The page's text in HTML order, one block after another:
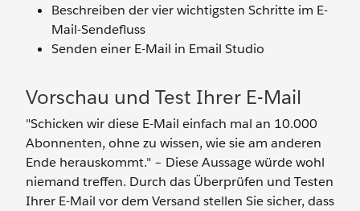
Beschreiben der vier wichtigsten Schritte im E-
Mail-Sendefluss
Senden einer E-Mail in Email Studio
Vorschau und Test Ihrer E-Mail
"Schicken wir diese E-Mail einfach mal an 10.000
Abonnenten, ohne zu wissen, wie sie am anderen
Ende herauskommt." – Diese Aussage würde wohl
niemand treffen. Durch das Überprüfen und Testen
Ihrer E-Mail vor dem Versand stellen Sie sicher, dass